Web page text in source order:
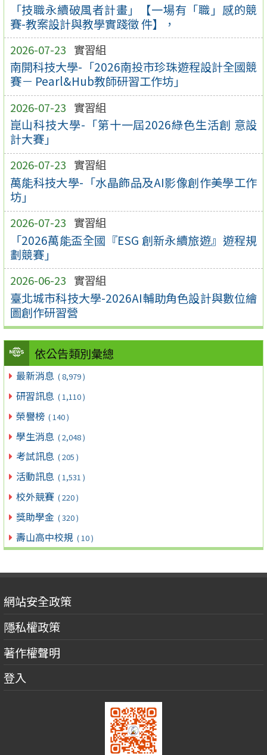
「技職永續破風者計畫」【一場有「職」感的競
賽-教案設計與教學實踐徵 件】，
2026-07-23 實習組
南開科技大學-「2026南投市珍珠遊程設計全國競
賽－ Pearl&Hub教師研習工作坊」
2026-07-23 實習組
崑山科技大學-「第十一屆2026綠色生活創 意設
計大賽」
2026-07-23 實習組
萬能科技大學-「水晶飾品及AI影像創作美學工作
坊」
2026-07-23 實習組
「2026萬能盃全國『ESG 創新永續旅遊』遊程規
劃競賽」
2026-06-23 實習組
臺北城市科技大學-2026AI輔助角色設計與數位繪
圖創作研習營
依公告類別彙總
最新消息 ( 8,979 )
研習訊息 ( 1,110 )
榮譽榜 ( 140 )
學生消息 ( 2,048 )
考試訊息 ( 205 )
活動訊息 ( 1,531 )
校外競賽 ( 220 )
獎助學金 ( 320 )
壽山高中校規 ( 10 )
網站安全政策
隱私權政策
著作權聲明
登入